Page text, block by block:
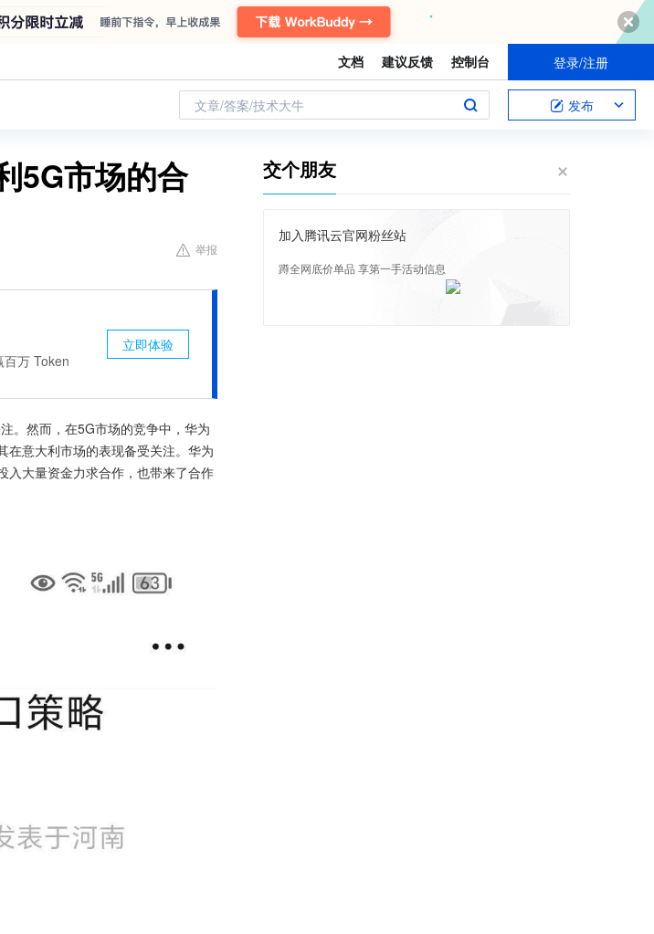
文档 建议反馈 控制台 登录/注册
文章/答案/技术大牛 发布
5G市场的合
举报
万 Token
立即体验
。然而，在5G市场的竞争中，华为
在意大利市场的表现备受关注。华为
入大量资金力求合作，也带来了合作
交个朋友
加入腾讯云官网粉丝站
蹲全网底价单品 享第一手活动信息